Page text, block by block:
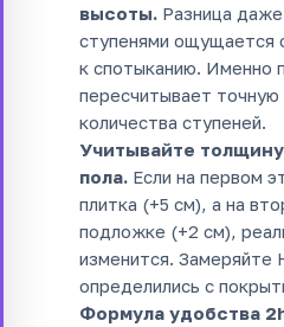
высоты. Разница
ступенями ощущается
к спотыканию. Именно
пересчитывает точную
количества ступеней.
Учитывайте
пола. Если на первом
плитка (+5 см), а на
подложке (+2 см),
изменится. Замеряйте
определились с
Формула удобства